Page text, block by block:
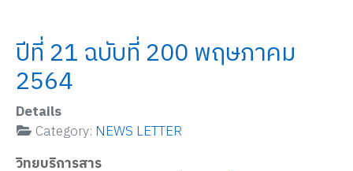
ปีที่ 21 ฉบับที่ 200 พฤษภาคม
2564
Details
Category: NEWS LETTER
วิทยบริการสาร